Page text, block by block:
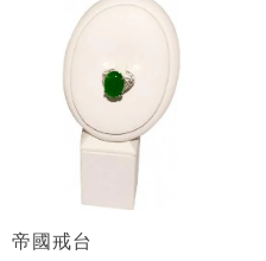
帝國戒台